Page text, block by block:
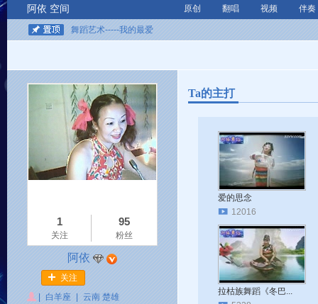
阿依 空间 原创 翻唱 视频 伴奏
舞蹈艺术-----我的最爱
1
关注
95
粉丝
阿依
关注
白羊座
云南 楚雄
Ta的主打
爱的思念
12016
拉枯族舞蹈《冬巴...